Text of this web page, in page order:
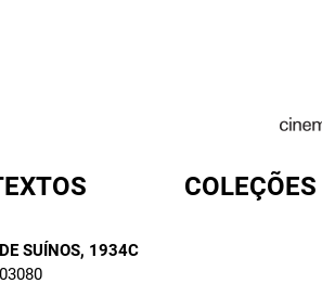
COLEÇÕES
SUÍNOS, 1934C